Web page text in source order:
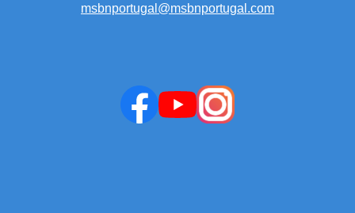
msbnportugal@msbnportugal.com